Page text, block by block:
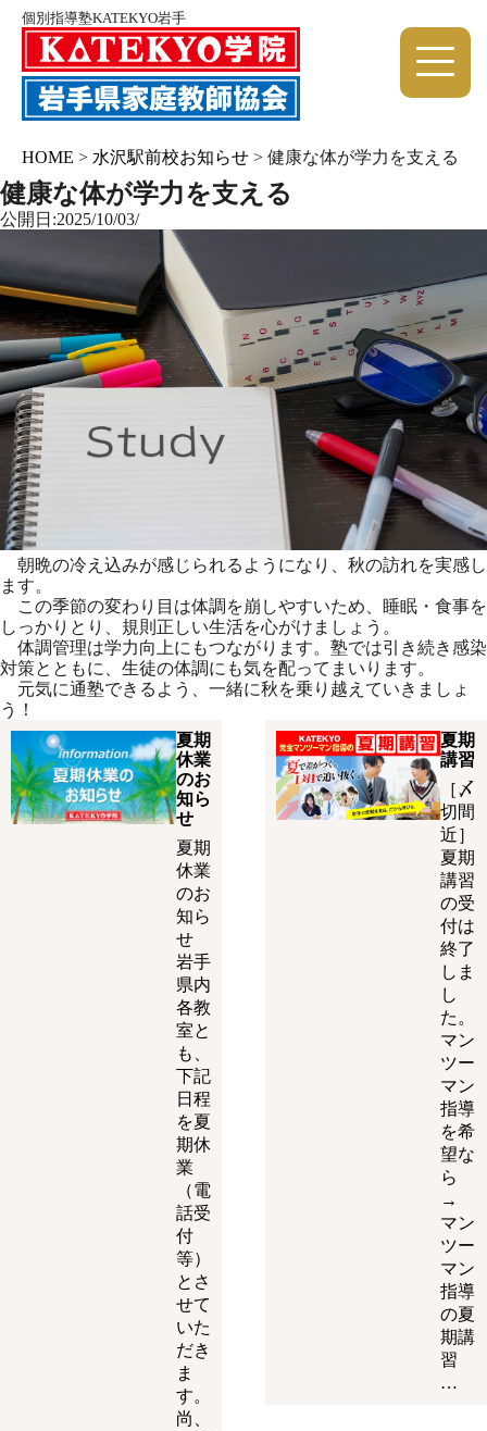
個別指導塾KATEKYO岩手
HOME > 水沢駅前校お知らせ > 健康な体が学力を支える
健康な体が学力を支える
公開日:2025/10/03/
朝晩の冷え込みが感じられるようになり、秋の訪れを実感し
ます。
この季節の変わり目は体調を崩しやすいため、睡眠・食事を
しっかりとり、規則正しい生活を心がけましょう。
体調管理は学力向上にもつながります。塾では引き続き感染
対策と ともに、生徒の体調にも気を配ってまいります。
元気に通塾できるよう、一緒に秋を乗り越えていきましょ
う！
夏期
休業
のお
知ら
せ
夏期
休業
のお
知ら
せ
岩手
県内
各教
室と
も、
下記
日程
を夏
期休
業
（電
話受
付
等）
とさ
せて
いた
だき
ま
す。
尚、
夏期
講習
［〆
切間
近］
夏期
講習
の受
付は
終了
しま
し
た。
マン
ツー
マン
指導
を希
望な
ら
→
マン
ツー
マン
指導
の夏
期講
習
…